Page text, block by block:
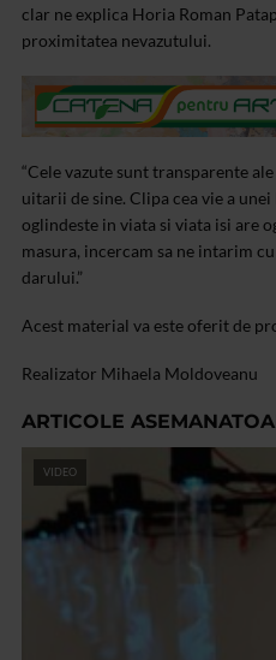
clar ne explica Horia Roman
proximitatea nevazutului.
“Cele vazute sunt transparente
uitarii de sine. Clipa cea vie a
oglindeste in viata si viata isi are
masura, incercam sa ne intarim
darului.”
Acest material va este oferit de
Realizator Mihaela Moldoveanu
ARTICOLE
VIDEO